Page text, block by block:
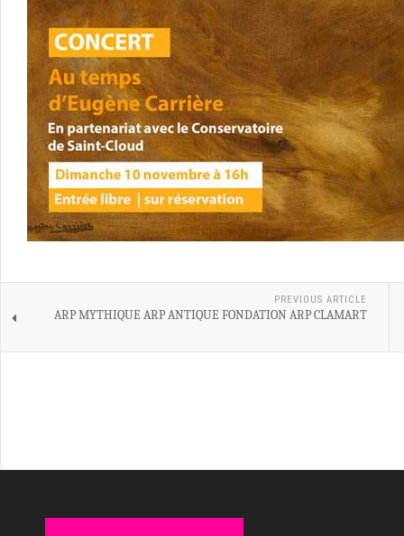
PREVIOUS ARTICLE
ARP MYTHIQUE ARP ANTIQUE FONDATION ARP CLAMART